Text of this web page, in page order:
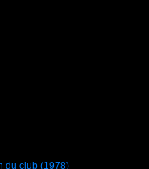
du club (1978)